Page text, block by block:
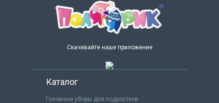
Скачивайте наше приложение
Каталог
Головные уборы для подростков